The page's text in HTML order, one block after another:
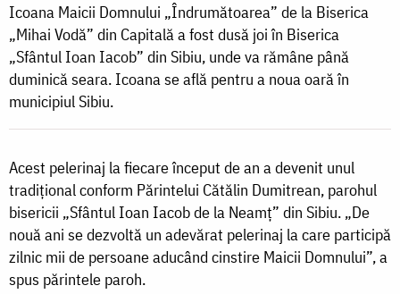
de
la
Biserica
Vodă
se
află
pentru
Icoana Maicii Domnului „Îndrumătoarea” de la Biserica
„Mihai Vodă” din Capitală a fost dusă joi în Biserica
„Sfântul Ioan Iacob” din Sibiu, unde va rămâne până
duminică seara. Icoana se află pentru a noua oară în
municipiul Sibiu.
Acest pelerinaj la fiecare început de an a devenit unul
tradițional conform Părintelui Cătălin Dumitrean, parohul
bisericii „Sfântul Ioan Iacob de la Neamț” din Sibiu. „De
nouă ani se dezvoltă un adevărat pelerinaj la care participă
zilnic mii de persoane aducând cinstire Maicii Domnului”, a
spus părintele paroh.